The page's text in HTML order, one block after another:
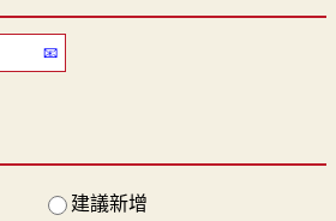
建議新增